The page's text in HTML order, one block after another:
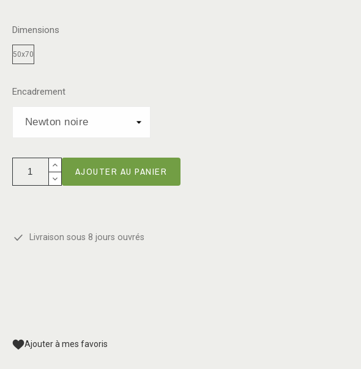
Dimensions
50x70
Encadrement
AJOUTER AU PANIER
Livraison sous 8 jours ouvrés
Ajouter à mes favoris